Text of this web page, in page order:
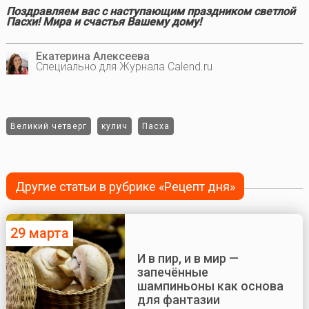
Поздравляем вас с наступающим праздником светлой
Пасхи! Мира и счастья Вашему дому!
Екатерина Алексеева
Специально для Журнала Calend.ru
Великий четверг кулич Пасха
Другие статьи в рубрике «Рецепт дня»
29 марта
И в пир, и в мир —
запечённые
шампиньоны как основа
для фантазии